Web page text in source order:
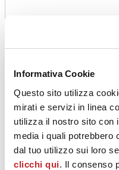
Informativa Cookie
Questo sito utilizza
mirati e servizi in linea
utilizza il nostro sito con
media i quali potrebbero
dal tuo utilizzo sui loro
clicchi qui. Il consenso